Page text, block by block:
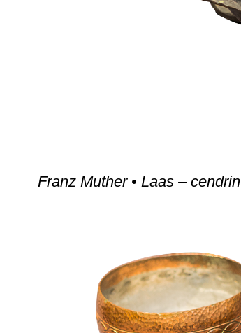
Franz Muther • Laas – cendrin